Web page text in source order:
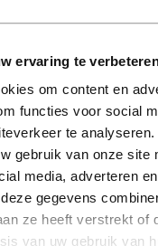
ervaring te
om content en
functies voor social
te
gebruik van onze site
media, adverteren
gegevens
ze heeft verstrekt of
van uw gebruik van
verzendkosten NL